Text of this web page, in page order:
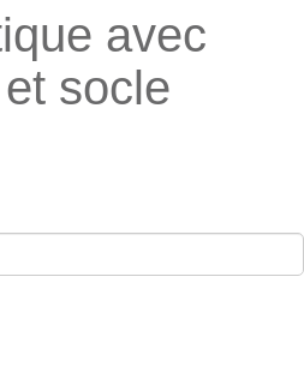
avec
socle